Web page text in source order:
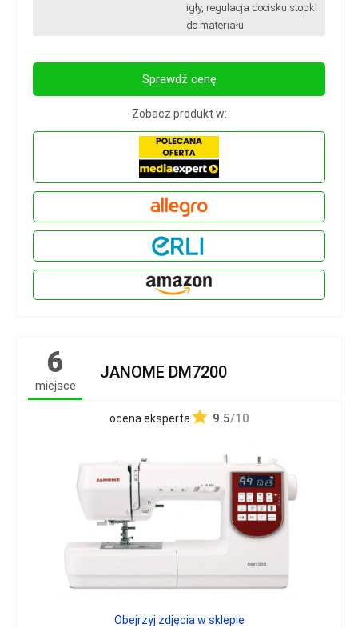
igły, regulacja docisku stopki
do materiału
Sprawdź cenę
Zobacz produkt w:
6
miejsce
JANOME DM7200
ocena eksperta 9.5/10
Obejrzyj zdjęcia w sklepie